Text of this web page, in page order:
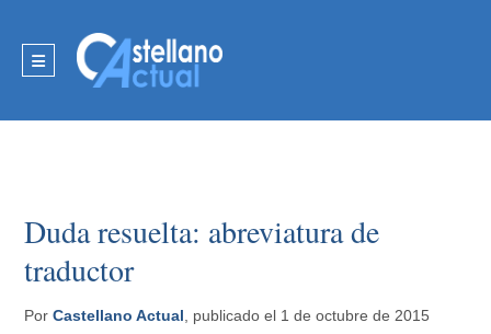
Duda resuelta: abreviatura de
traductor
PorCastellano Actual , publicado el 1 de octubre de 2015